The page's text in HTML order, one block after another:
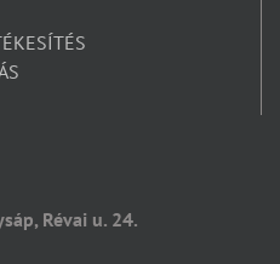
Révai u. 24.